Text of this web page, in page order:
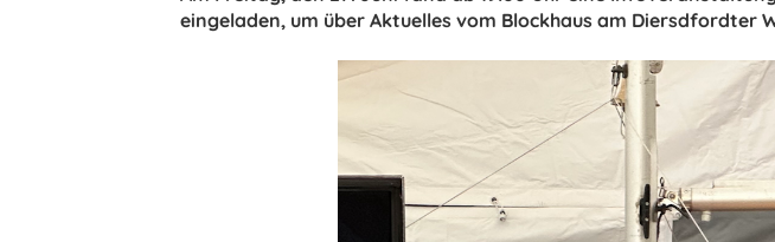
eingeladen, um über Aktuelles vom Blockhaus am Diersdfordter